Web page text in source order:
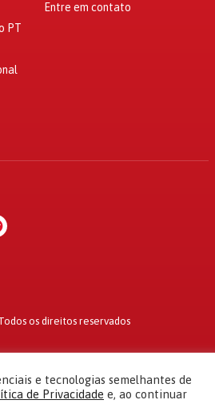
PT
Entre em contato
os direitos reservados
e tecnologias semelhantes de
de Privacidade e, ao continuar